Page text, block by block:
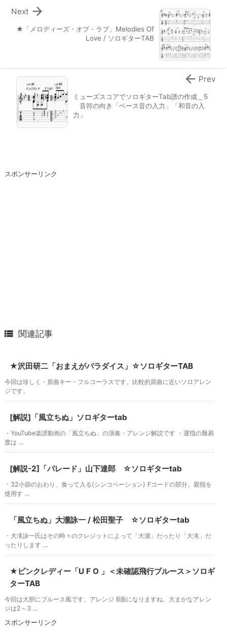
★「メロディーズ・オブ・ラブ」Melodies Of
Love / ソロギターTAB

Next
ミューズスコアでソロギターTab譜の作成＿5
音符の向き「ベース音の入力」「和音の入
力」
 Prev
スポンサーリンク
 関連記事
★沢田研二「おまえがパラダイス」☆ソロギターTAB
今回は珍しく・原曲キー・フルコーラスです。比較的原曲に近いソロアレン
ジです。
[解説]「風立ちぬ」ソロギターtab
・YouTube楽譜動画の「風立ちぬ」の演奏・アレンジ解説です ・運指の難易
度は ...
[解説-2]「パレード」山下達郎 ☆ソロギターtab
・32小節のおわり、食って入る(シンコペーション) Fコードの部分。親指を
使用す ...
「風立ちぬ」大瀧詠一 / 松田聖子 ☆ソロギターtab
・大滝詠一氏はその時々のクレジットによって「大瀧」だったり「大滝」だ
ったりします ...
★ピンクレディー「U F O 」＜未確認飛行ブルース＞ソロギ
ターTAB
今回は大胆にブルース風です。アレンジ B面になりますね。大まかなアレン
ジは2～3 ...
スポンサーリンク